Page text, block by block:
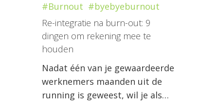
#Burnout #byebyeburnout
Re-integratie na burn-out: 9
dingen om rekening mee te
houden
Nadat één van je gewaardeerde
werknemers maanden uit de
running is geweest, wil je als…